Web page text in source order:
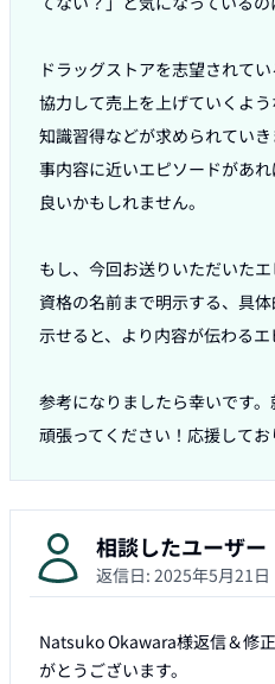
ドラッグストアを志望されて
協力して売上を上げていくよう
知識習得などが求められてい
事内容に近いエピソードがあ
良いかもしれません。
もし、今回お送りいただいた
資格の名前まで明示する、具
示せると、より内容が伝わる
参考になりましたら幸いです
頑張ってください！応援してお
相談したユーザー
返信日: 2025年5月21日
Natsuko Okawara様返信＆修
がとうございます。